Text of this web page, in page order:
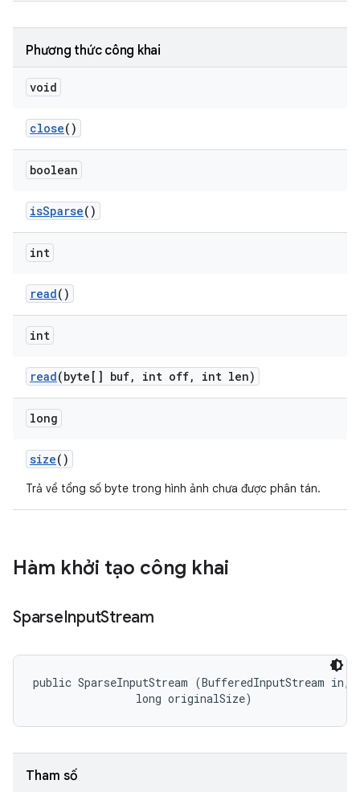
Phương thức công khai
void
close()
boolean
isSparse()
int
read()
int
read(byte[] buf, int off, int len)
long
size()
Trả về tổng số byte trong hình ảnh chưa được phân tán.
Hàm khởi tạo công khai
SparseInputStream
public SparseInputStream (BufferedInputStream in,
                long originalSize)
Tham số